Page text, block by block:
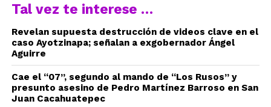
Tal vez te interese …
Revelan supuesta destrucción de videos clave en el
caso Ayotzinapa; señalan a exgobernador Ángel
Aguirre
Cae el “07”, segundo al mando de “Los Rusos” y
presunto asesino de Pedro Martínez Barroso en San
Juan Cacahuatepec